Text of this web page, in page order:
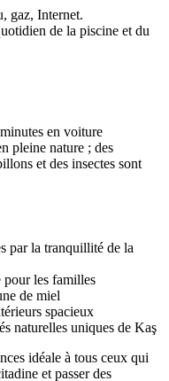
gaz, Internet.
de la piscine et du
en voiture
pleine nature ; des
et des insectes sont
par la tranquillité de la
pour les familles
de miel
spacieux
naturelles uniques de Kaş
idéale à tous ceux qui
et passer des